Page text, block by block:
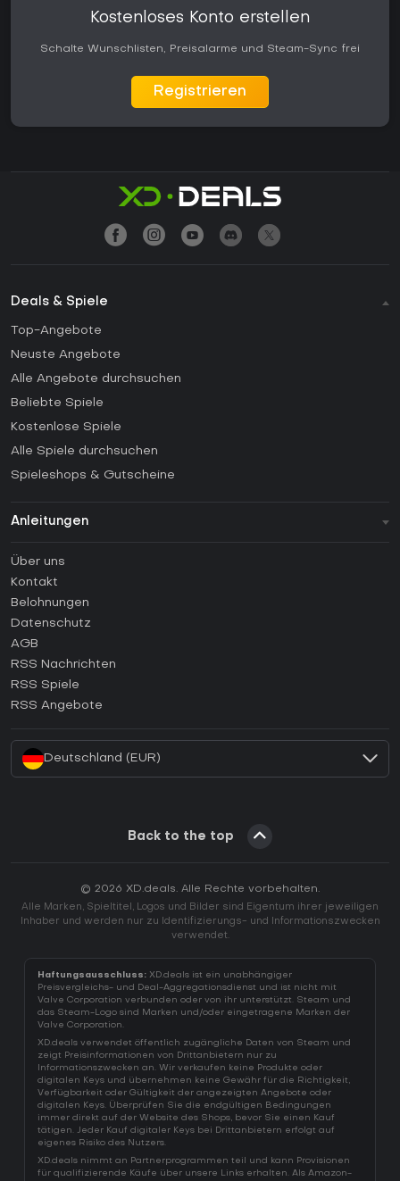
Kostenloses Konto erstellen
Schalte Wunschlisten, Preisalarme und Steam-Sync frei
Registrieren
Deals & Spiele
Top-Angebote
Neuste Angebote
Alle Angebote durchsuchen
Beliebte Spiele
Kostenlose Spiele
Alle Spiele durchsuchen
Spieleshops & Gutscheine
Anleitungen
Anleitungen
Wie aktiviert man einen Steam CD Key?
Wie aktiviert man einen Epic Games CD Key?
Wie aktiviert man einen GOG CD Key?
Wie aktiviert man einen Ubisoft Connect CD Key?
Über uns
Kontakt
Belohnungen
Datenschutz
AGB
RSS Nachrichten
RSS Spiele
RSS Angebote
Deutschland (EUR)
Back to the top
© 2026 XD.deals. Alle Rechte vorbehalten.
Alle Marken, Spieltitel, Logos und Bilder sind Eigentum ihrer jeweiligen
Inhaber und werden nur zu Identifizierungs- und Informationszwecken
verwendet.
Haftungsausschluss: XD.deals ist ein unabhängiger
Preisvergleichs- und Deal-Aggregationsdienst und ist nicht mit
Valve Corporation verbunden oder von ihr unterstützt. Steam und
das Steam-Logo sind Marken und/oder eingetragene Marken der
Valve Corporation.
XD.deals verwendet öffentlich zugängliche Daten von Steam und
zeigt Preisinformationen von Drittanbietern nur zu
Informationszwecken an. Wir verkaufen keine Produkte oder
digitalen Keys und übernehmen keine Gewähr für die Richtigkeit,
Verfügbarkeit oder Gültigkeit der angezeigten Angebote oder
digitalen Keys. Überprüfen Sie die endgültigen Bedingungen
immer direkt auf der Website des Shops, bevor Sie einen Kauf
tätigen. Jeder Kauf digitaler Keys bei Drittanbietern erfolgt auf
eigenes Risiko des Nutzers.
XD.deals nimmt an Partnerprogrammen teil und kann Provisionen
für qualifizierende Käufe über unsere Links erhalten. Als Amazon-